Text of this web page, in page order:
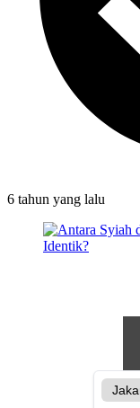
6 tahun yang lalu